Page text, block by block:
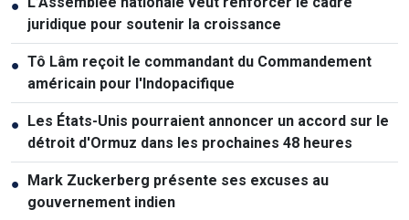
●
juridique pour soutenir la croissance
● Tô Lâm reçoit le commandant du Commandement
américain pour l'Indopacifique
● Les États-Unis pourraient annoncer un accord sur le
détroit d'Ormuz dans les prochaines 48 heures
● Mark Zuckerberg présente ses excuses au
gouvernement indien